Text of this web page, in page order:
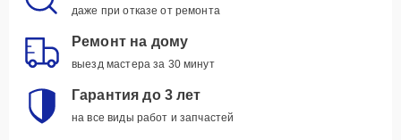
даже при отказе от ремонта
Ремонт на дому
выезд мастера за 30 минут
Гарантия до 3 лет
на все виды работ и запчастей